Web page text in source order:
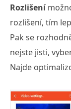
Rozlišení
rozlišení, tím
Pak se
nejste jisti,
Najde